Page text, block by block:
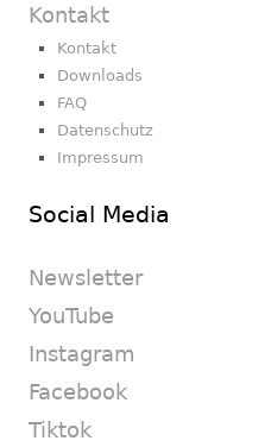
Kontakt
Kontakt
Downloads
FAQ
Datenschutz
Impressum
Social Media
Newsletter
YouTube
Instagram
Facebook
Tiktok